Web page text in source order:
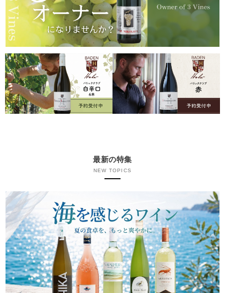
最新の特集
NEW TOPICS